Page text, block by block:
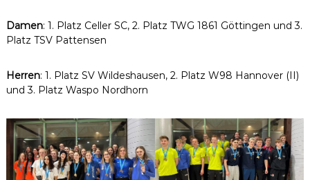
Damen: 1. Platz Celler SC, 2. Platz TWG 1861 Göttingen und 3.
Platz TSV Pattensen
Herren: 1. Platz SV Wildeshausen, 2. Platz W98 Hannover (II)
und 3. Platz Waspo Nordhorn